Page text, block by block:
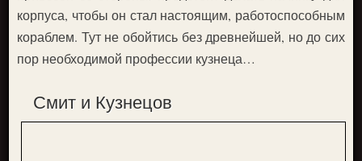
корпуса, чтобы он стал настоящим, работоспособным
кораблем. Тут не обойтись без древнейшей, но до сих
пор необходимой профессии кузнеца…
Смит и Кузнецов